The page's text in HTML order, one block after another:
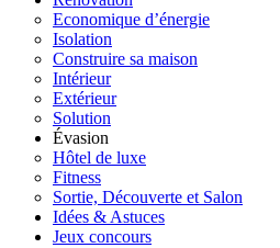
Economique d’énergie
Isolation
Construire sa maison
Intérieur
Extérieur
Solution
Évasion
Hôtel de luxe
Fitness
Sortie, Découverte et Salon
Idées & Astuces
Jeux concours